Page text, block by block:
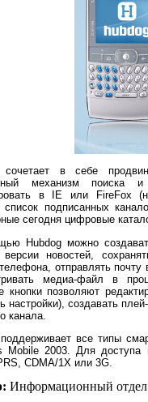
сочетает в себе
механизм поиска
в IE или FireFox
список подписанных
сегодня цифровые
Hubdog можно
версии новостей,
отправлять
медиа-файл в
кнопки позволяют
настройки), создавать
канала.
поддерживает все типы
Mobile 2003. Для доступа
CDMA/1X или 3G.
Информационный отдел